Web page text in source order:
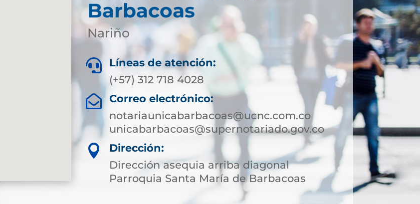
Barbacoas
Nariño

Líneas de atención:
(+57) 312 718 4028

Correo electrónico:
notariaunicabarbacoas@ucnc.com.co
unicabarbacoas@supernotariado.gov.co

Dirección:
Dirección asequia arriba diagonal
Parroquia Santa María de Barbacoas